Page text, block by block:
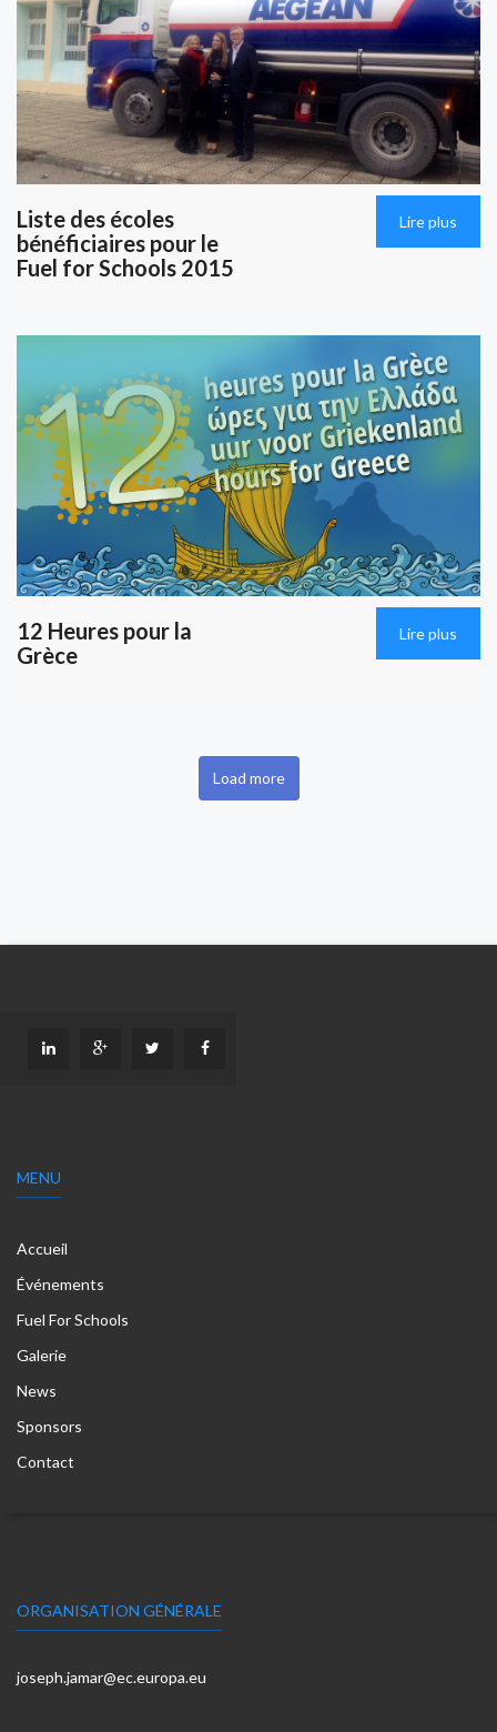
Liste des écoles
bénéficiaires pour le
Fuel for Schools 2015
Lire plus
12 Heures pour la
Grèce
Lire plus
Load more
MENU
Accueil
Événements
Fuel For Schools
Galerie
News
Sponsors
Contact
ORGANISATION GÉNÉRALE
joseph.jamar@ec.europa.eu